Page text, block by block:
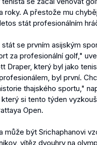
roky. A přestože mu
stát profesionálním
se prvním asijským
za profesionální golf,"
Draper, který byl jako
byl první.
thajského sportu,"
si tento týden
Open.
může být Srichaphanovi
vítěz dvouhry na